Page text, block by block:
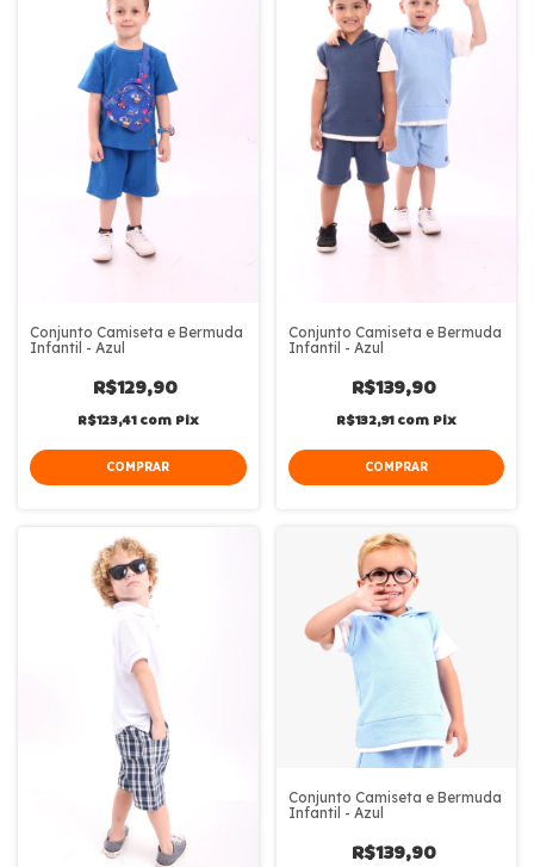
Conjunto Camiseta e Bermuda
Infantil - Azul
R$129,90
R$123,41com Pix
COMPRAR
Conjunto Camiseta e Bermuda
Infantil - Azul
R$139,90
R$132,91com Pix
COMPRAR
Conjunto Camiseta e Bermuda
Infantil - Azul
R$139,90